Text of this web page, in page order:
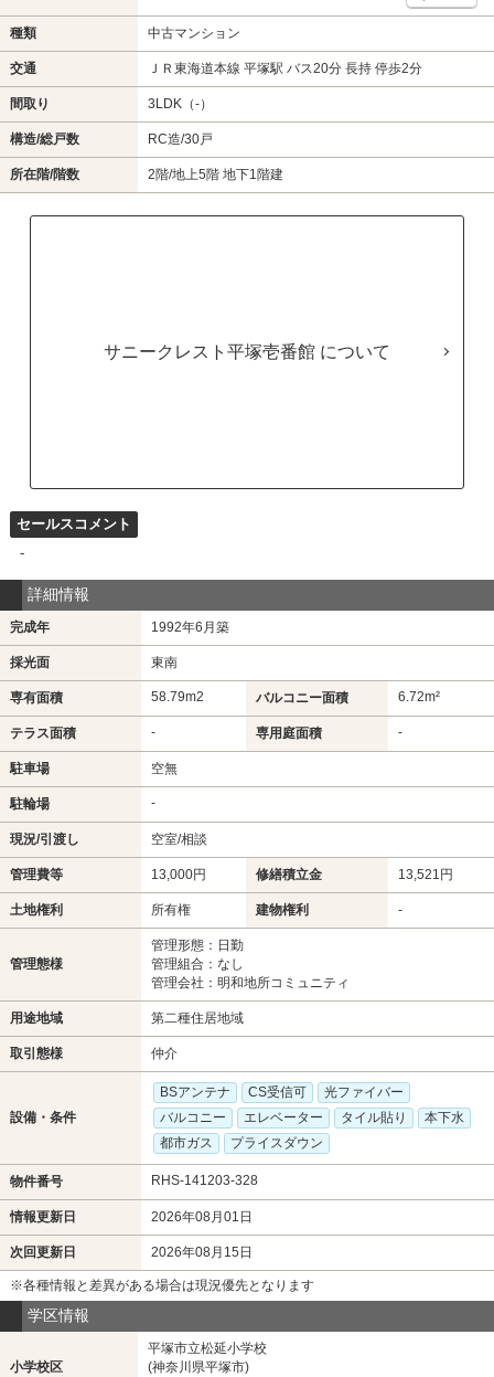
種類 中古マンション
交通 ＪＲ東海道本線 平塚駅 バス20分 長持 停歩2分
間取り 3LDK（-）
構造/総戸数 RC造/30戸
所在階/階数 2階/地上5階 地下1階建
サニークレスト平塚壱番館
セールスコメント
-
詳細情報
完成年 1992年6月築
採光面 東南
専有面積 58.79m2 バルコニー面積 6.72m²
テラス面積 - 専用庭面積 -
駐車場 空無
駐輪場 -
現況/引渡し 空室/相談
管理費等 13,000円 修繕積立金 13,521円
土地権利 所有権 建物権利 -
管理態様
管理形態：日勤
管理組合：なし
管理会社：明和地所コミュニティ
用途地域 第二種住居地域
取引態様 仲介
設備・条件
BSアンテナ CS受信可
光ファイバー
バルコニー
エレベーター タイル貼り
本下水
都市ガス
プライスダウン
物件番号 RHS-141203-328
情報更新日 2026年08月01日
次回更新日 2026年08月15日
※各種情報と差異がある場合は現況優先となります
学区情報
小学校区
平塚市立松延小学校
(神奈川県平塚市)